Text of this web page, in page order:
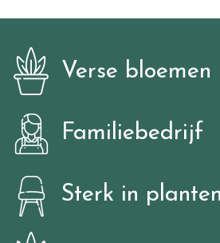
Verse bloemen
Familiebedrijf
Sterk in planten